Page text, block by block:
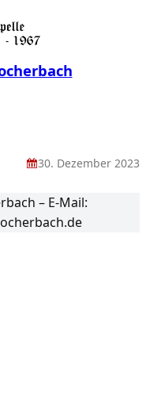
30. Dezember 2023
– E-Mail: